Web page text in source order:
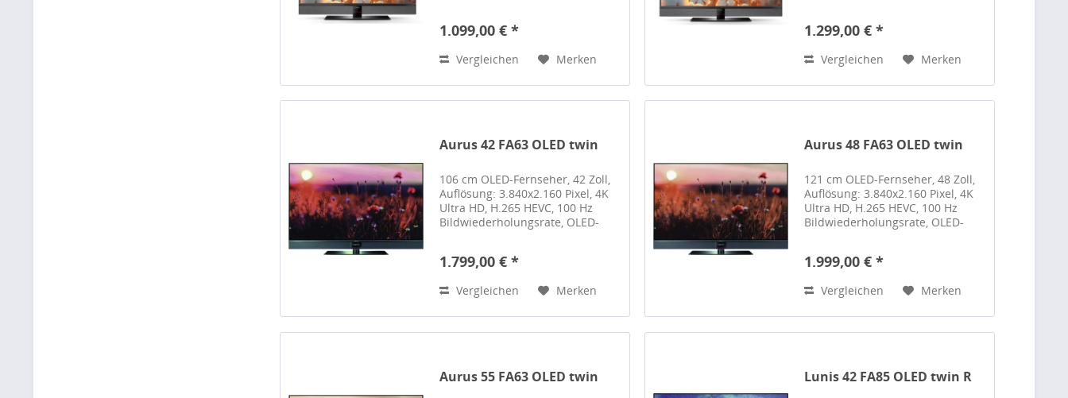
MetzSoundPro, 24 Watt maximale
1.099,00 € *
Vergleichen Merken
DVB-S2, DVB-C, Twin-Tuner für
1.299,00 € *
Vergleichen Merken
Aurus 42 FA63 OLED twin
106 cm OLED-Fernseher, 42 Zoll,
Auflösung: 3.840x2.160 Pixel, 4K
Ultra HD, H.265 HEVC, 100 Hz
Bildwiederholungsrate, OLED-
10+), Hybrid Log Gamma (HLG),
1.799,00 € *
Vergleichen Merken
Aurus 48 FA63 OLED twin
121 cm OLED-Fernseher, 48 Zoll,
Auflösung: 3.840x2.160 Pixel, 4K
Ultra HD, H.265 HEVC, 100 Hz
Bildwiederholungsrate, OLED-
10+), Hybrid Log Gamma (HLG),
1.999,00 € *
Vergleichen Merken
Aurus 55 FA63 OLED twin Lunis 42 FA85 OLED twin R